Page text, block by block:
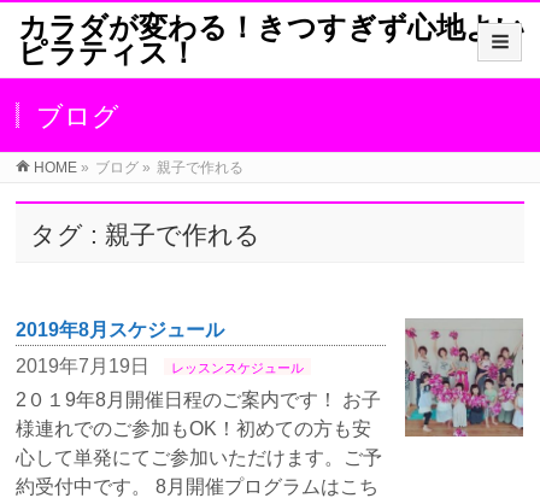
カラダが変わる！きつすぎず心地よい
ピラティス！
ブログ
HOME » ブログ » 親子で作れる
タグ : 親子で作れる
2019年8月スケジュール
2019年7月19日
レッスンスケジュール
2０１9年8月開催日程のご案内です！ お子
様連れでのご参加もOK！初めての方も安
心して単発にてご参加いただけます。ご予
約受付中です。 8月開催プログラムはこち